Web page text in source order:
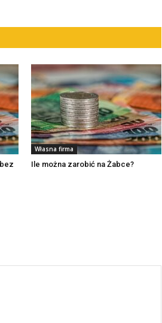
Własna firma
Ile można zarobić na Żabce?